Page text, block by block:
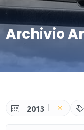
Archivio
2013